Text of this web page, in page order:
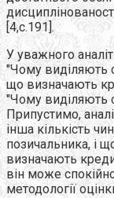
[4,с.191].
У уважного
"Чому виділяють
що визначають
"Чому виділяють
Припустимо,
інша кількість
позичальника, і
визначають
він може
методології